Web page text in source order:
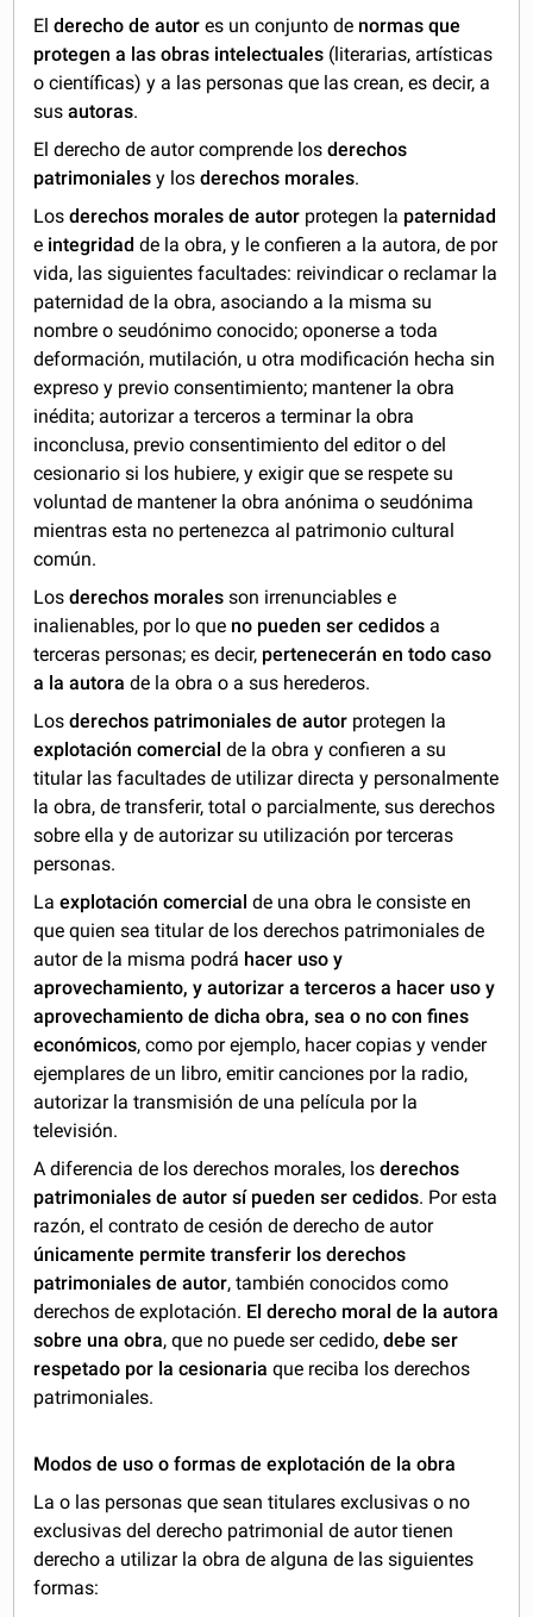
Elderecho de autor es un conjunto de normas que
protegen a las obras intelectuales (literarias, artísticas
o científicas) y a las personas que las crean, es decir, a
susautoras.
El derecho de autor comprende losderechos
patrimoniales y losderechos morales.
Los derechos morales de autor protegen la paternidad
e integridad de la obra, y le confieren a la autora, de por
vida, las siguientes facultades: reivindicar o reclamar la
paternidad de la obra, asociando a la misma su
nombre o seudónimo conocido; oponerse a toda
deformación, mutilación, u otra modificación hecha sin
expreso y previo consentimiento; mantener la obra
inédita; autorizar a terceros a terminar la obra
inconclusa, previo consentimiento del editor o del
cesionario si los hubiere, y exigir que se respete su
voluntad de mantener la obra anónima o seudónima
mientras esta no pertenezca al patrimonio cultural
común.
Los derechos morales son irrenunciables e
inalienables, por lo que no pueden ser cedidos a
terceras personas; es decir, pertenecerán en todo caso
a la autora de la obra o a sus herederos.
Losderechos patrimoniales de autor protegen la
explotación comercial de la obra y confieren a su
titular las facultades de utilizar directa y personalmente
la obra, de transferir, total o parcialmente, sus derechos
sobre ella y de autorizar su utilización por terceras
personas.
Laexplotación comercial de una obra le consiste en
que quien sea titular de los derechos patrimoniales de
autor de la misma podrá hacer uso y
aprovechamiento, y autorizar a terceros a hacer uso y
aprovechamiento de dicha obra, sea o no con fines
económicos, como por ejemplo, hacer copias y vender
ejemplares de un libro, emitir canciones por la radio,
autorizar la transmisión de una película por la
televisión.
A diferencia de los derechos morales, losderechos
patrimoniales de autor sí pueden ser cedidos. Por esta
razón, el contrato de cesión de derecho de autor
únicamente permite transferir los derechos
patrimoniales de autor, también conocidos como
derechos de explotación. El derecho moral de la autora
sobre una obra, que no puede ser cedido, debe ser
respetado por la cesionaria que reciba los derechos
patrimoniales.
Modos de uso o formas de explotación de la obra
La o las personas que sean titulares exclusivas o no
exclusivas del derecho patrimonial de autor tienen
derecho a utilizar la obra de alguna de las siguientes
formas: